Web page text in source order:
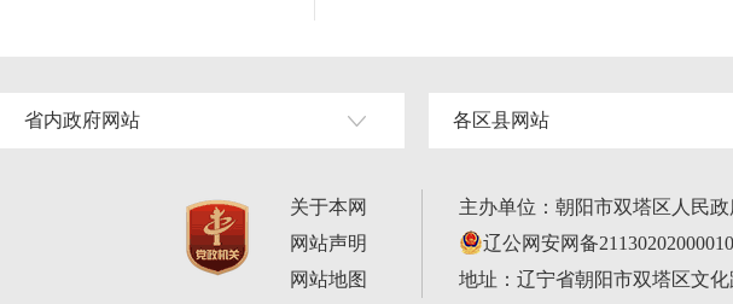
省内政府网站 各区县网站
关于本网
网站声明
网站地图
主办单位：朝阳市双塔区人民
辽公网安网备
地址：辽宁省朝阳市双塔区文